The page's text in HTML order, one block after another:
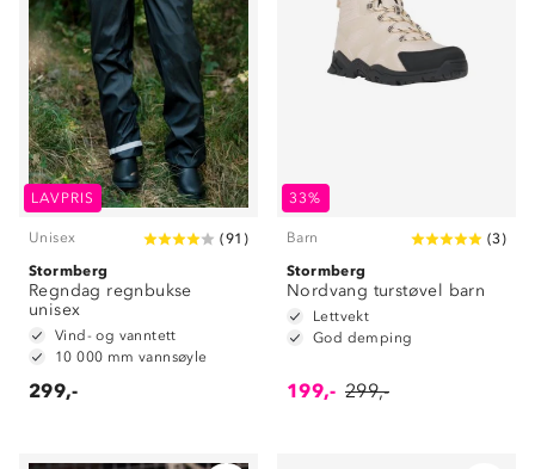
LAVPRIS
Unisex (91 )
Stormberg
Regndag regnbukse
unisex
Vind- og vanntett
10 000 mm vannsøyle
299,-
33%
Barn (3)
Stormberg
Nordvang turstøvel barn
Lettvekt
God demping
199,- 299,-